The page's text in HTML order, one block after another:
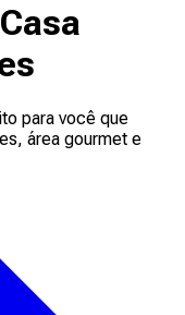
para você que
área gourmet e